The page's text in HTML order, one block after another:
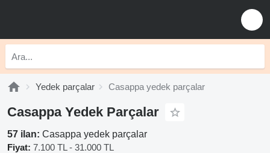
Yedek parçalar Casappa yedek parçalar
Casappa Yedek Parçalar
57 ilan: Casappa yedek parçalar
Fiyat: 7.100 TL - 31.000 TL